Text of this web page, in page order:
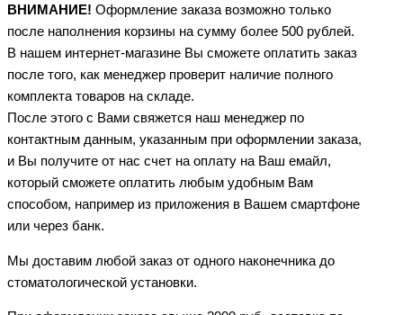
ВНИМАНИЕ! Оформление заказа возможно только
после наполнения корзины на сумму более 500 рублей.
В нашем интернет-магазине Вы сможете оплатить заказ
после того, как менеджер проверит наличие полного
комплекта товаров на складе.
После этого с Вами свяжется наш менеджер по
контактным данным, указанным при оформлении заказа,
и Вы получите от нас счет на оплату на Ваш емайл,
который сможете оплатить любым удобным Вам
способом, например из приложения в Вашем смартфоне
или через банк.
Мы доставим любой заказ от одного наконечника до
стоматологической установки.